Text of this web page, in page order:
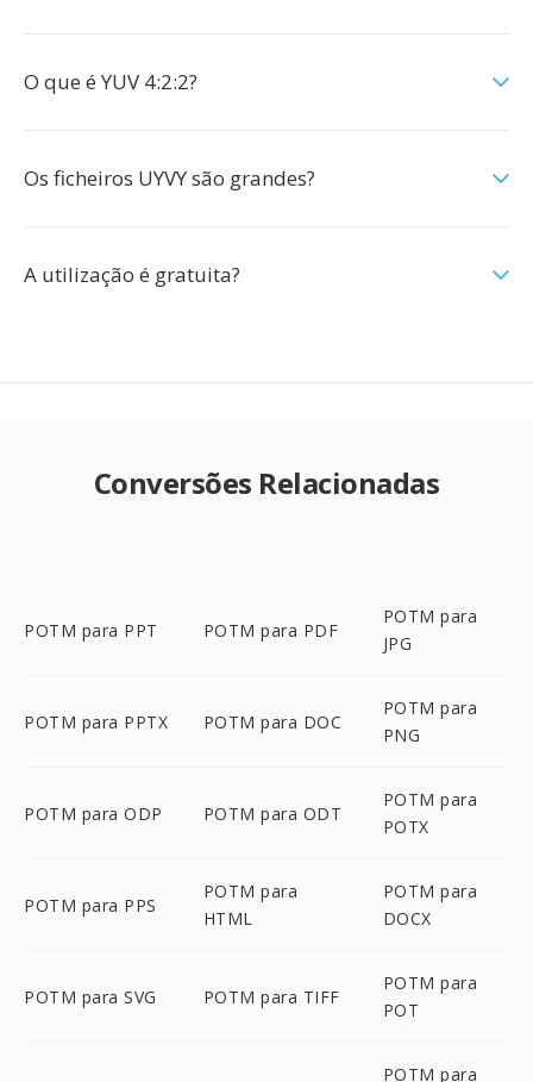
O que é YUV 4:2:2?
Os ficheiros UYVY são grandes?
A utilização é gratuita?
Conversões Relacionadas
POTM para PPT POTM para PDF
POTM para
JPG
POTM para PPTX POTM para DOC
POTM para
PNG
POTM para ODP POTM para ODT
POTM para
POTX
POTM para PPS
POTM para
HTML
POTM para
DOCX
POTM para SVG POTM para TIFF
POTM para
POT
POTM para